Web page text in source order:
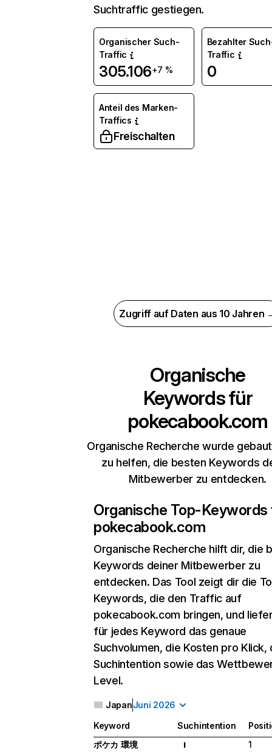
Suchtraffic gestiegen.
Organischer Such-
Traffic
305.106+7 %
Bezahlter
Traffic
0
Anteil des Marken-
Traffics
Freischalten
Zugriff auf Daten aus 10 Jahren
Organische
Keywords für
pokecabook.com
Organische Recherche wurde
zu helfen, die besten Keywords
Mitbewerber zu entdecken.
Organische Top-Keywords
pokecabook.com
Organische Recherche hilft dir, die
Keywords deiner Mitbewerber zu
entdecken. Das Tool zeigt dir die
Keywords, die den Traffic auf
pokecabook.com bringen, und
für jedes Keyword das genaue
Suchvolumen, die Kosten pro Klick,
Suchintention sowie das
Level.
JapanJuni 2026
Keyword Suchintention
ポケカ 環境
I
1